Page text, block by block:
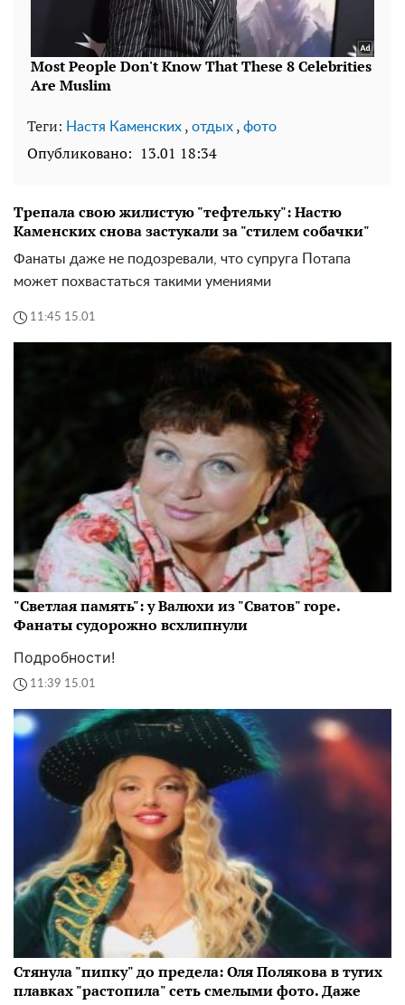
Теги: Настя Каменских , отдых , фото
Опубликовано: 13.01 18:34
Трепала свою жилистую "тефтельку": Настю
Каменских снова застукали за "стилем собачки"
Фанаты даже не подозревали, что супруга Потапа
может похвастаться такими умениями
11:45 15.01
"Светлая память": у Валюхи из "Сватов" горе.
Фанаты судорожно всхлипнули
Подробности!
11:39 15.01
Стянула "пипку" до предела: Оля Полякова в тугих
плавках "растопила" сеть смелыми фото. Даже